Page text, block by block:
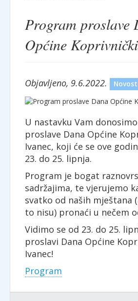
Program proslave
Općine
Objavljeno, 9.6.2022.
U nastavku Vam
proslave Dana Općine
Ivanec, koji će se ove
23. do 25. lipnja.
Program je bogat
sadržajima, te vjerujemo
svatko od naših mještana
to nisu) pronaći u nečem
Vidimo se od 23. do 25.
proslavi Dana Općine
Ivanec!
Program